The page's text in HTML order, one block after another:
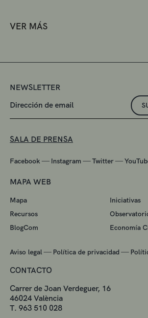
VER MÁS
NEWSLETTER
SALA DE PRENSA
Facebook — Instagram —Twitter—
MAPA WEB
Mapa
Iniciativas
Recursos
BlogCom
Economía
Aviso legal — Política de privacidad —
CONTACTO
Carrer de Joan Verdeguer, 16
46024 València
T. 963 510 028